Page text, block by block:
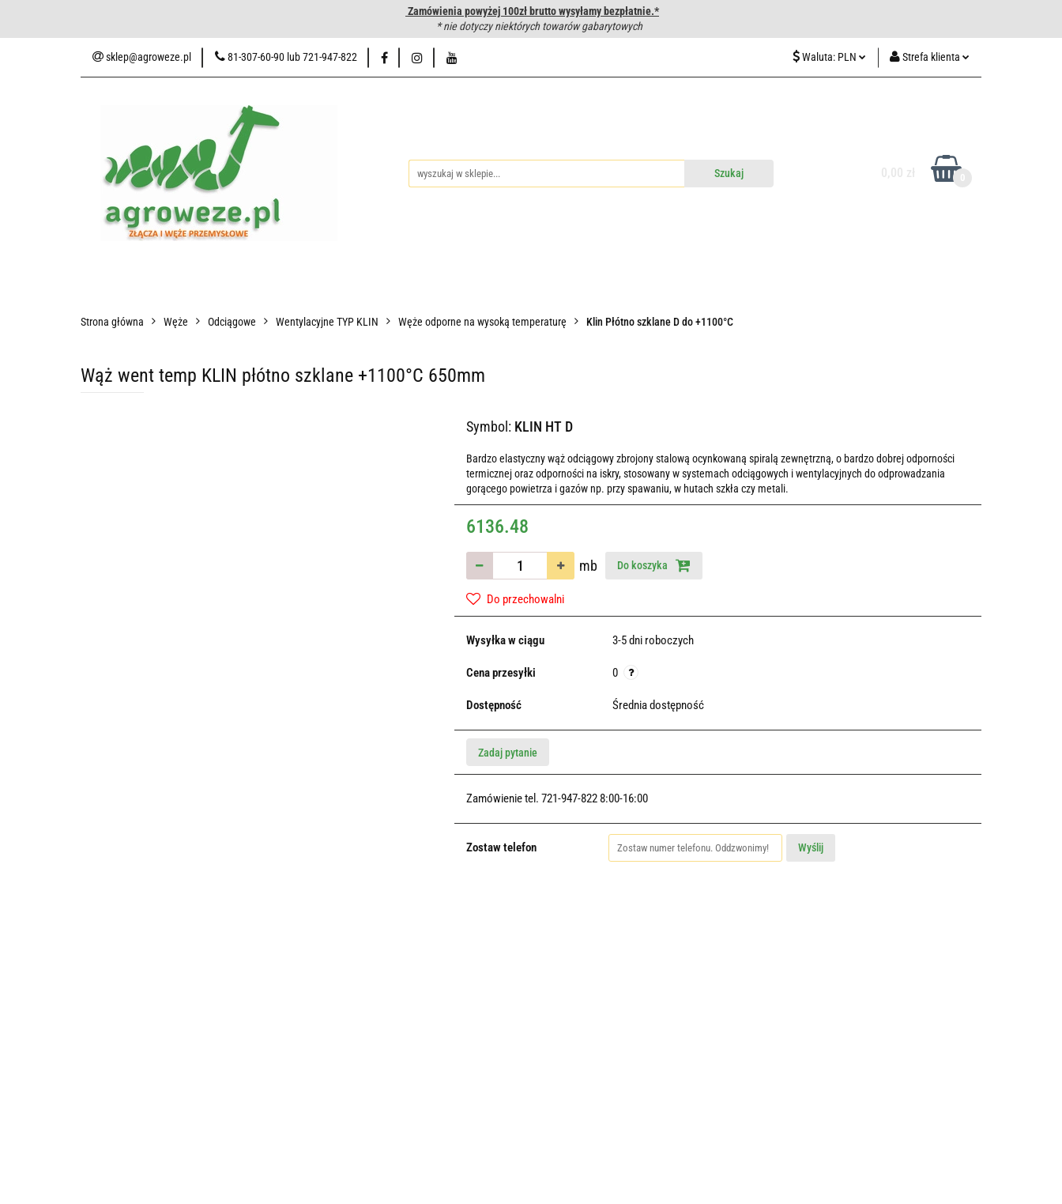
Zamówienia powyżej 100zł brutto wysyłamy bezpłatnie.*
* nie dotyczy niektórych towarów gabarytowych
sklep@agroweze.pl 81-307-60-90 lub 721-947-822 Waluta: PLN Strefa klienta
Zakuwanie węży hydraulicznych Hurtownia Napisz do nas
Strona główna Węże Odciągowe Wentylacyjne TYP KLIN Węże odporne na wysoką temperaturę Klin Płótno szklane D do +1100°C
Wąż went temp KLIN płótno szklane +1100°C 650mm
Symbol: KLIN HT D
Bardzo elastyczny wąż odciągowy zbrojony stalową ocynkowaną spiralą zewnętrzną, o bardzo dobrej odporności
termicznej oraz odporności na iskry, stosowany w systemach odciągowych i wentylacyjnych do odprowadzania
gorącego powietrza i gazów np. przy spawaniu, w hutach szkła czy metali.
6136.48
mb Do koszyka
Do przechowalni
Wysyłka w ciągu 3-5 dni roboczych
Cena przesyłki 0
Dostępność Średnia dostępność
Zadaj pytanie
Zamówienie tel. 721-947-822 8:00-16:00
Zostaw telefon Wyślij